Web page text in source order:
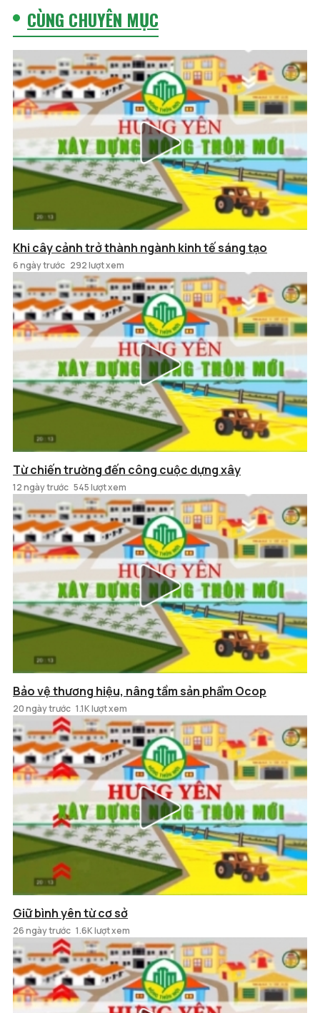
CÙNG CHUYÊN MỤC
Khi cây cảnh trở thành ngành kinh tế sáng tạo
6 ngày trước 292 lượt xem
Từ chiến trường đến công cuộc dựng xây
12 ngày trước 545 lượt xem
Bảo vệ thương hiệu, nâng tầm sản phẩm Ocop
20 ngày trước 1.1K lượt xem
Giữ bình yên từ cơ sở
26 ngày trước 1.6K lượt xem